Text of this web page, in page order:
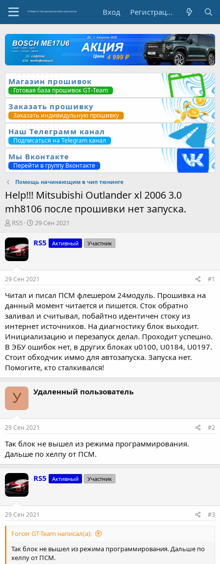
Вход Регистрация
Магазин прошивок
Готовая база прошивок GT-Team
Заказать прошивку
Заказать индивидульную прошивку
Наш Телеграмм канал
Подписаться на Telegram канал
Мы Вконтакте
Перейти в группу Вконтакте
Помощь начинающим в чип тюнинге
Help!!! Mitsubishi Outlander xl 2006 3.0
mh8106 после прошивки нет запуска.
А
т
о
р
е
м
ы
RS5
Д
т
ч
а
л
29 Сен 2021
RS5 Активный Участник
29 Сен 2021 #1
Читал и писал ПСМ флешером 24модуль. Прошивка на
данный момент читается и пишется. Сток обратно
заливал и считывал, побайтно идентичен стоку из
интернет источников. На диагностику блок выходит.
Инициализацию и перезапуск делал. Проходит успешно.
В ЭБУ ошибок нет, в других блоках u0100, U0184, U0197.
Стоит обходчик иммо для автозапуска. Запуска нет.
Помогите, кто сталкивался!
У Удаленный пользователь
29 Сен 2021 #2
Так блок не вышел из режима программирования.
Дальше по хелпу от ПСМ.
RS5 Активный Участник
29 Сен 2021 #3
Forcer GT-Team написал(а):
Так блок не вышел из режима программирования. Дальше по
хелпу от ПСМ.